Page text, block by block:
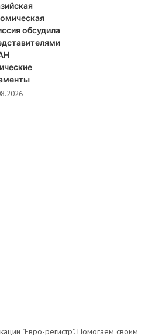
обсудила
"Евро-регистр". Помогаем своим